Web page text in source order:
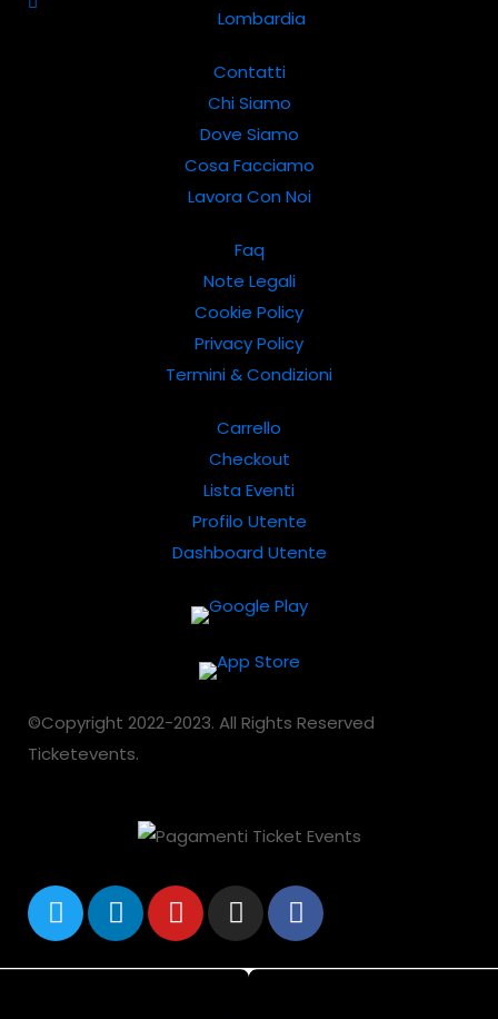
Lombardia
Contatti
Chi Siamo
Dove Siamo
Cosa Facciamo
Lavora Con Noi
Faq
Note Legali
Cookie Policy
Privacy Policy
Termini & Condizioni
Carrello
Checkout
Lista Eventi
Profilo Utente
Dashboard Utente
©Copyright 2022-2023. All Rights Reserved
Ticketevents.